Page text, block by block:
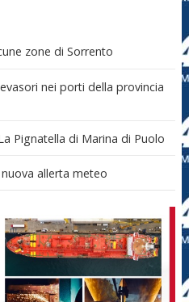
zone di Sorrento
nei porti della provincia
Pignatella di Marina di Puolo
allerta meteo